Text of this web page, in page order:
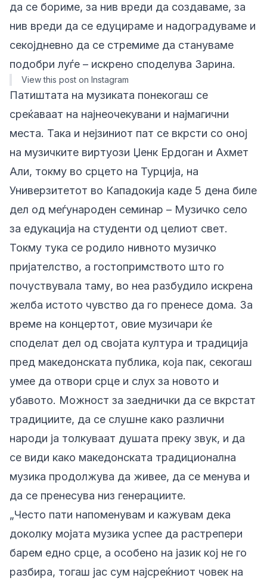
да се бориме, за нив вреди да создаваме, за
нив вреди да се едуцираме и надоградуваме и
секојдневно да се стремиме да стануваме
подобри луѓе – искрено споделува Зарина.
View this post on Instagram
Патиштата на музиката понекогаш се
среќаваат на најнеочекувани и најмагични
места. Така и нејзиниот пат се вкрсти со оној
на музичките виртуози Џенк Ердоган и Ахмет
Али, токму во срцето на Турција, на
Универзитетот во Кападокија каде 5 дена биле
дел од меѓународен семинар – Музичко село
за едукација на студенти од целиот свет.
Токму тука се родило нивното музичко
пријателство, а гостопримството што го
почуствувала таму, во неа разбудило искрена
желба истото чувство да го пренесе дома. За
време на концертот, овие музичари ќе
споделат дел од својата култура и традиција
пред македонската публика, која пак, секогаш
умее да отвори срце и слух за новото и
убавото. Можност за заеднички да се вкрстат
традициите, да се слушне како различни
народи ја толкуваат душата преку звук, и да
се види како македонската традиционална
музика продолжува да живее, да се менува и
да се пренесува низ генерациите.
„Често пати напоменувам и кажувам дека
доколку мојата музика успее да растрепери
барем едно срце, а особено на јазик кој не го
разбира, тогаш јас сум најсреќниот човек на